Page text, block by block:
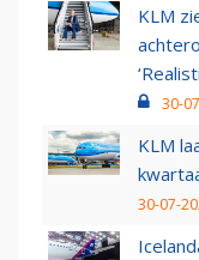
KLM
30-
KLM
30-07-